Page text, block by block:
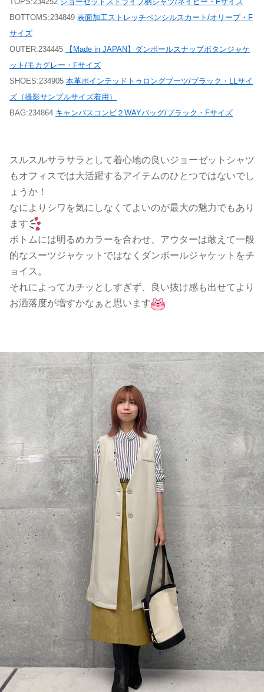
BOTTOMS:234849 表面加工ストレッチペンシルスカート/オリーブ・F
サイズ
OUTER:234445
【Made in JAPAN】ダンボールスナップボタンジャケ
ット/モカグレー・Fサイズ
SHOES:234905 本革ポインテッドトゥロングブーツ/ブラック・LLサイ
ズ（撮影サンプルサイズ着用）
BAG:234864 キャンバスコンビ２WAYバッグ/ブラック・Fサイズ
スルスルサラサラとして着心地の良いジョーゼットシャツ
もオフィスでは大活躍するアイテムのひとつではないでし
ょうか！
なによりシワを気にしなくてよいのが最大の魅力でもあり
ます
ボトムには明るめカラーを合わせ、アウターは敢えて一般
的なスーツジャケットではなくダンボールジャケットをチ
ョイス。
それによってカチッとしすぎず、良い抜け感も出せてより
お洒落度が増すかなぁと思います